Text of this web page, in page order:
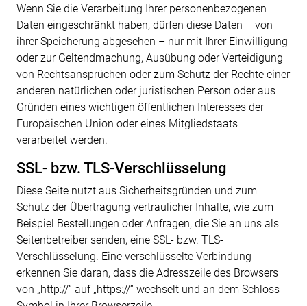
Wenn Sie die Verarbeitung Ihrer personenbezogenen
Daten eingeschränkt haben, dürfen diese Daten – von
ihrer Speicherung abgesehen – nur mit Ihrer Einwilligung
oder zur Geltendmachung, Ausübung oder Verteidigung
von Rechtsansprüchen oder zum Schutz der Rechte einer
anderen natürlichen oder juristischen Person oder aus
Gründen eines wichtigen öffentlichen Interesses der
Europäischen Union oder eines Mitgliedstaats
verarbeitet werden.
SSL- bzw. TLS-Verschlüsselung
Diese Seite nutzt aus Sicherheitsgründen und zum
Schutz der Übertragung vertraulicher Inhalte, wie zum
Beispiel Bestellungen oder Anfragen, die Sie an uns als
Seitenbetreiber senden, eine SSL- bzw. TLS-
Verschlüsselung. Eine verschlüsselte Verbindung
erkennen Sie daran, dass die Adresszeile des Browsers
von „http://“ auf „https://“ wechselt und an dem Schloss-